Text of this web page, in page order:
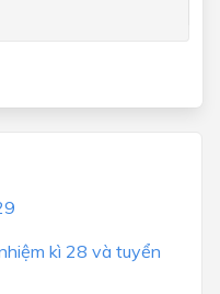
kì 28 và tuyển